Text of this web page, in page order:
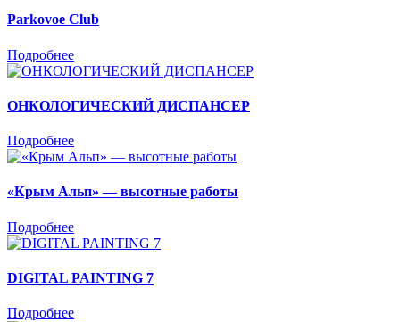
Parkovoe Club
Подробнее
ОНКОЛОГИЧЕСКИЙ ДИСПАНСЕР
Подробнее
«Крым Альп» — высотные работы
Подробнее
DIGITAL PAINTING 7
Подробнее